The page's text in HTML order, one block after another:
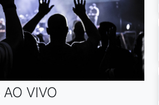
VIVO